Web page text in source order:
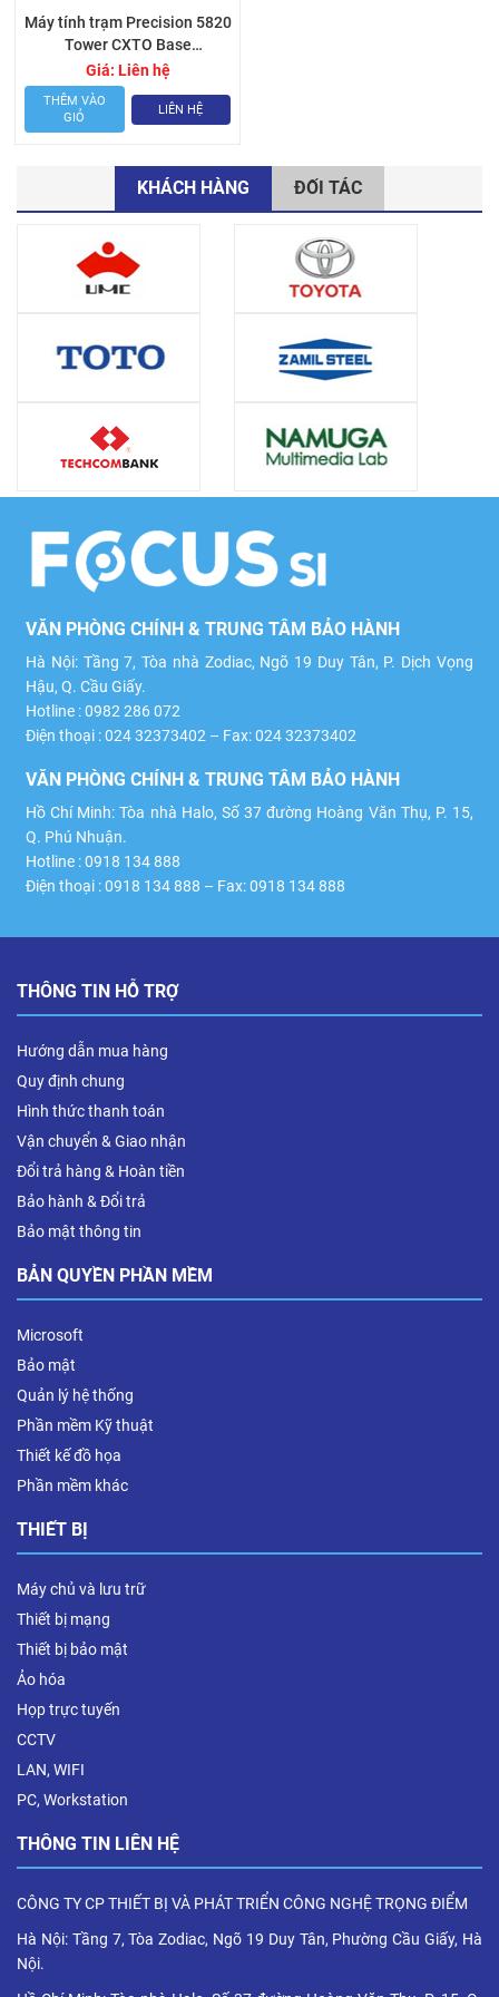
Máy tính trạm Precision 5820
Tower CXTO Base
42PT58DW24
Giá: Liên hệ
THÊM VÀO
GIỎ
LIÊN HỆ
KHÁCH HÀNG ĐỐI TÁC
VĂN PHÒNG CHÍNH & TRUNG TÂM BẢO HÀNH
Hà Nội: Tầng 7, Tòa nhà Zodiac, Ngõ 19 Duy Tân, P. Dịch Vọng
Hậu, Q. Cầu Giấy.
Hotline : 0982 286 072
Điện thoại : 024 32373402 – Fax: 024 32373402
VĂN PHÒNG CHÍNH & TRUNG TÂM BẢO HÀNH
Hồ Chí Minh: Tòa nhà Halo, Số 37 đường Hoàng Văn Thụ, P. 15,
Q. Phú Nhuận.
Hotline : 0918 134 888
Điện thoại : 0918 134 888 – Fax: 0918 134 888
THÔNG TIN HỖ TRỢ
Hướng dẫn mua hàng
Quy định chung
Hình thức thanh toán
Vận chuyển & Giao nhận
Đổi trả hàng & Hoàn tiền
Bảo hành & Đổi trả
Bảo mật thông tin
BẢN QUYỀN PHẦN MỀM
Microsoft
Bảo mật
Quản lý hệ thống
Phần mềm Kỹ thuật
Thiết kế đồ họa
Phần mềm khác
THIẾT BỊ
Máy chủ và lưu trữ
Thiết bị mạng
Thiết bị bảo mật
Ảo hóa
Họp trực tuyến
CCTV
LAN, WIFI
PC, Workstation
THÔNG TIN LIÊN HỆ
CÔNG TY CP THIẾT BỊ VÀ PHÁT TRIỂN CÔNG NGHỆ TRỌNG ĐIỂM
Hà Nội: Tầng 7, Tòa Zodiac, Ngõ 19 Duy Tân, Phường Cầu Giấy, Hà
Nội.